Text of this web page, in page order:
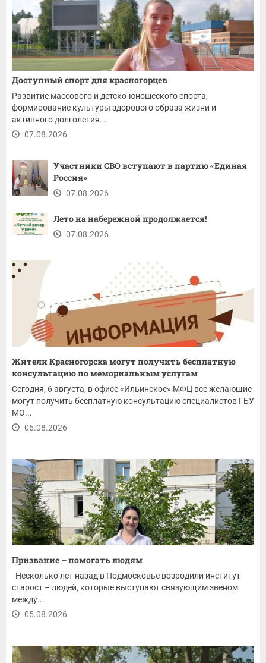
Доступный спорт для красногорцев
Развитие массового и детско-юношеского спорта,
формирование культуры здорового образа жизни и
активного долголетия...
07.08.2026
Участники СВО вступают в партию «Единая
Россия»
07.08.2026
Лето на набережной продолжается!
07.08.2026
Жители Красногорска могут получить бесплатную
консультацию по мемориальным услугам
Сегодня, 6 августа, в офисе «Ильинское» МФЦ все желающие
могут получить бесплатную консультацию специалистов ГБУ
МО...
06.08.2026
Призвание – помогать людям
Несколько лет назад в Подмосковье возродили институт
старост – людей, которые выступают связующим звеном
между...
05.08.2026